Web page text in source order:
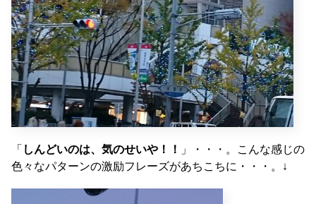
「 しんどいのは、気のせいや！！
」・・・。こんな感じの
色々なパターンの激励フレーズがあちこちに・・・。↓